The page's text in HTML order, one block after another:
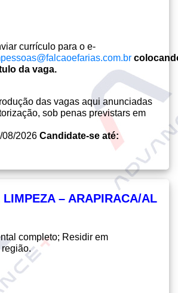
currículo para o e-
da vaga.
das vagas aqui anunciadas
sob penas previstars em
08/2026 Candidate-se até:
LIMPEZA – ARAPIRACA/AL
completo; Residir em